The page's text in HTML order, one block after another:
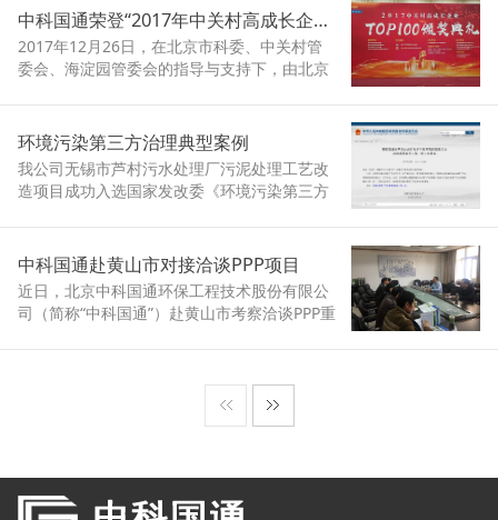
23日在邢台市举行。
中科国通荣登“2017年中关村高成长企业TOP100”榜单
2017年12月26日，在北京市科委、中关村管
委会、海淀园管委会的指导与支持下，由北京
举行，政府领导、行业精英、参选企业、协会
代表等400余人参加了此次活动
环境污染第三方治理典型案例
我公司无锡市芦村污水处理厂污泥处理工艺改
造项目成功入选国家发改委《环境污染第三方
中科国通赴黄山市对接洽谈PPP项目
近日，北京中科国通环保工程技术股份有限公
司（简称“中科国通”）赴黄山市考察洽谈PPP重